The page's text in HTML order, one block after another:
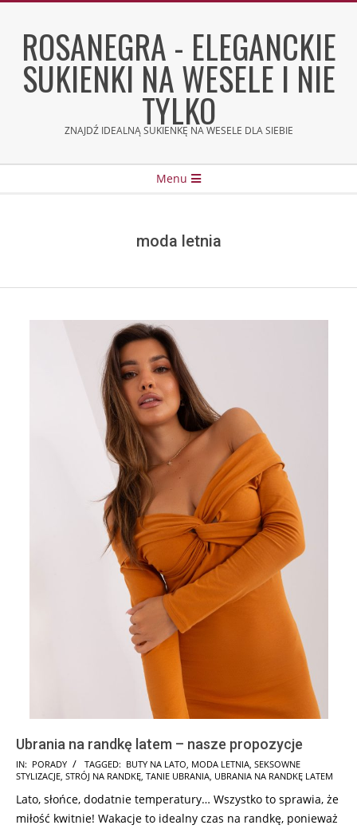
contentROSANEGRA - ELEGANCKIE
SUKIENKI NA WESELE I NIE
TYLKO
ZNAJDŹ IDEALNĄ SUKIENKĘ NA WESELE DLA SIEBIE
Menu
moda letnia
Ubrania na randkę latem – nasze propozycje
2025-
07-
24
IN: PORADY TAGGED: BUTY NA LATO, MODA LETNIA, SEKSOWNE
STYLIZACJE, STRÓJ NA RANDKĘ, TANIE UBRANIA, UBRANIA NA RANDKĘ LATEM
Lato, słońce, dodatnie temperatury… Wszystko to sprawia, że
miłość kwitnie! Wakacje to idealny czas na randkę, ponieważ